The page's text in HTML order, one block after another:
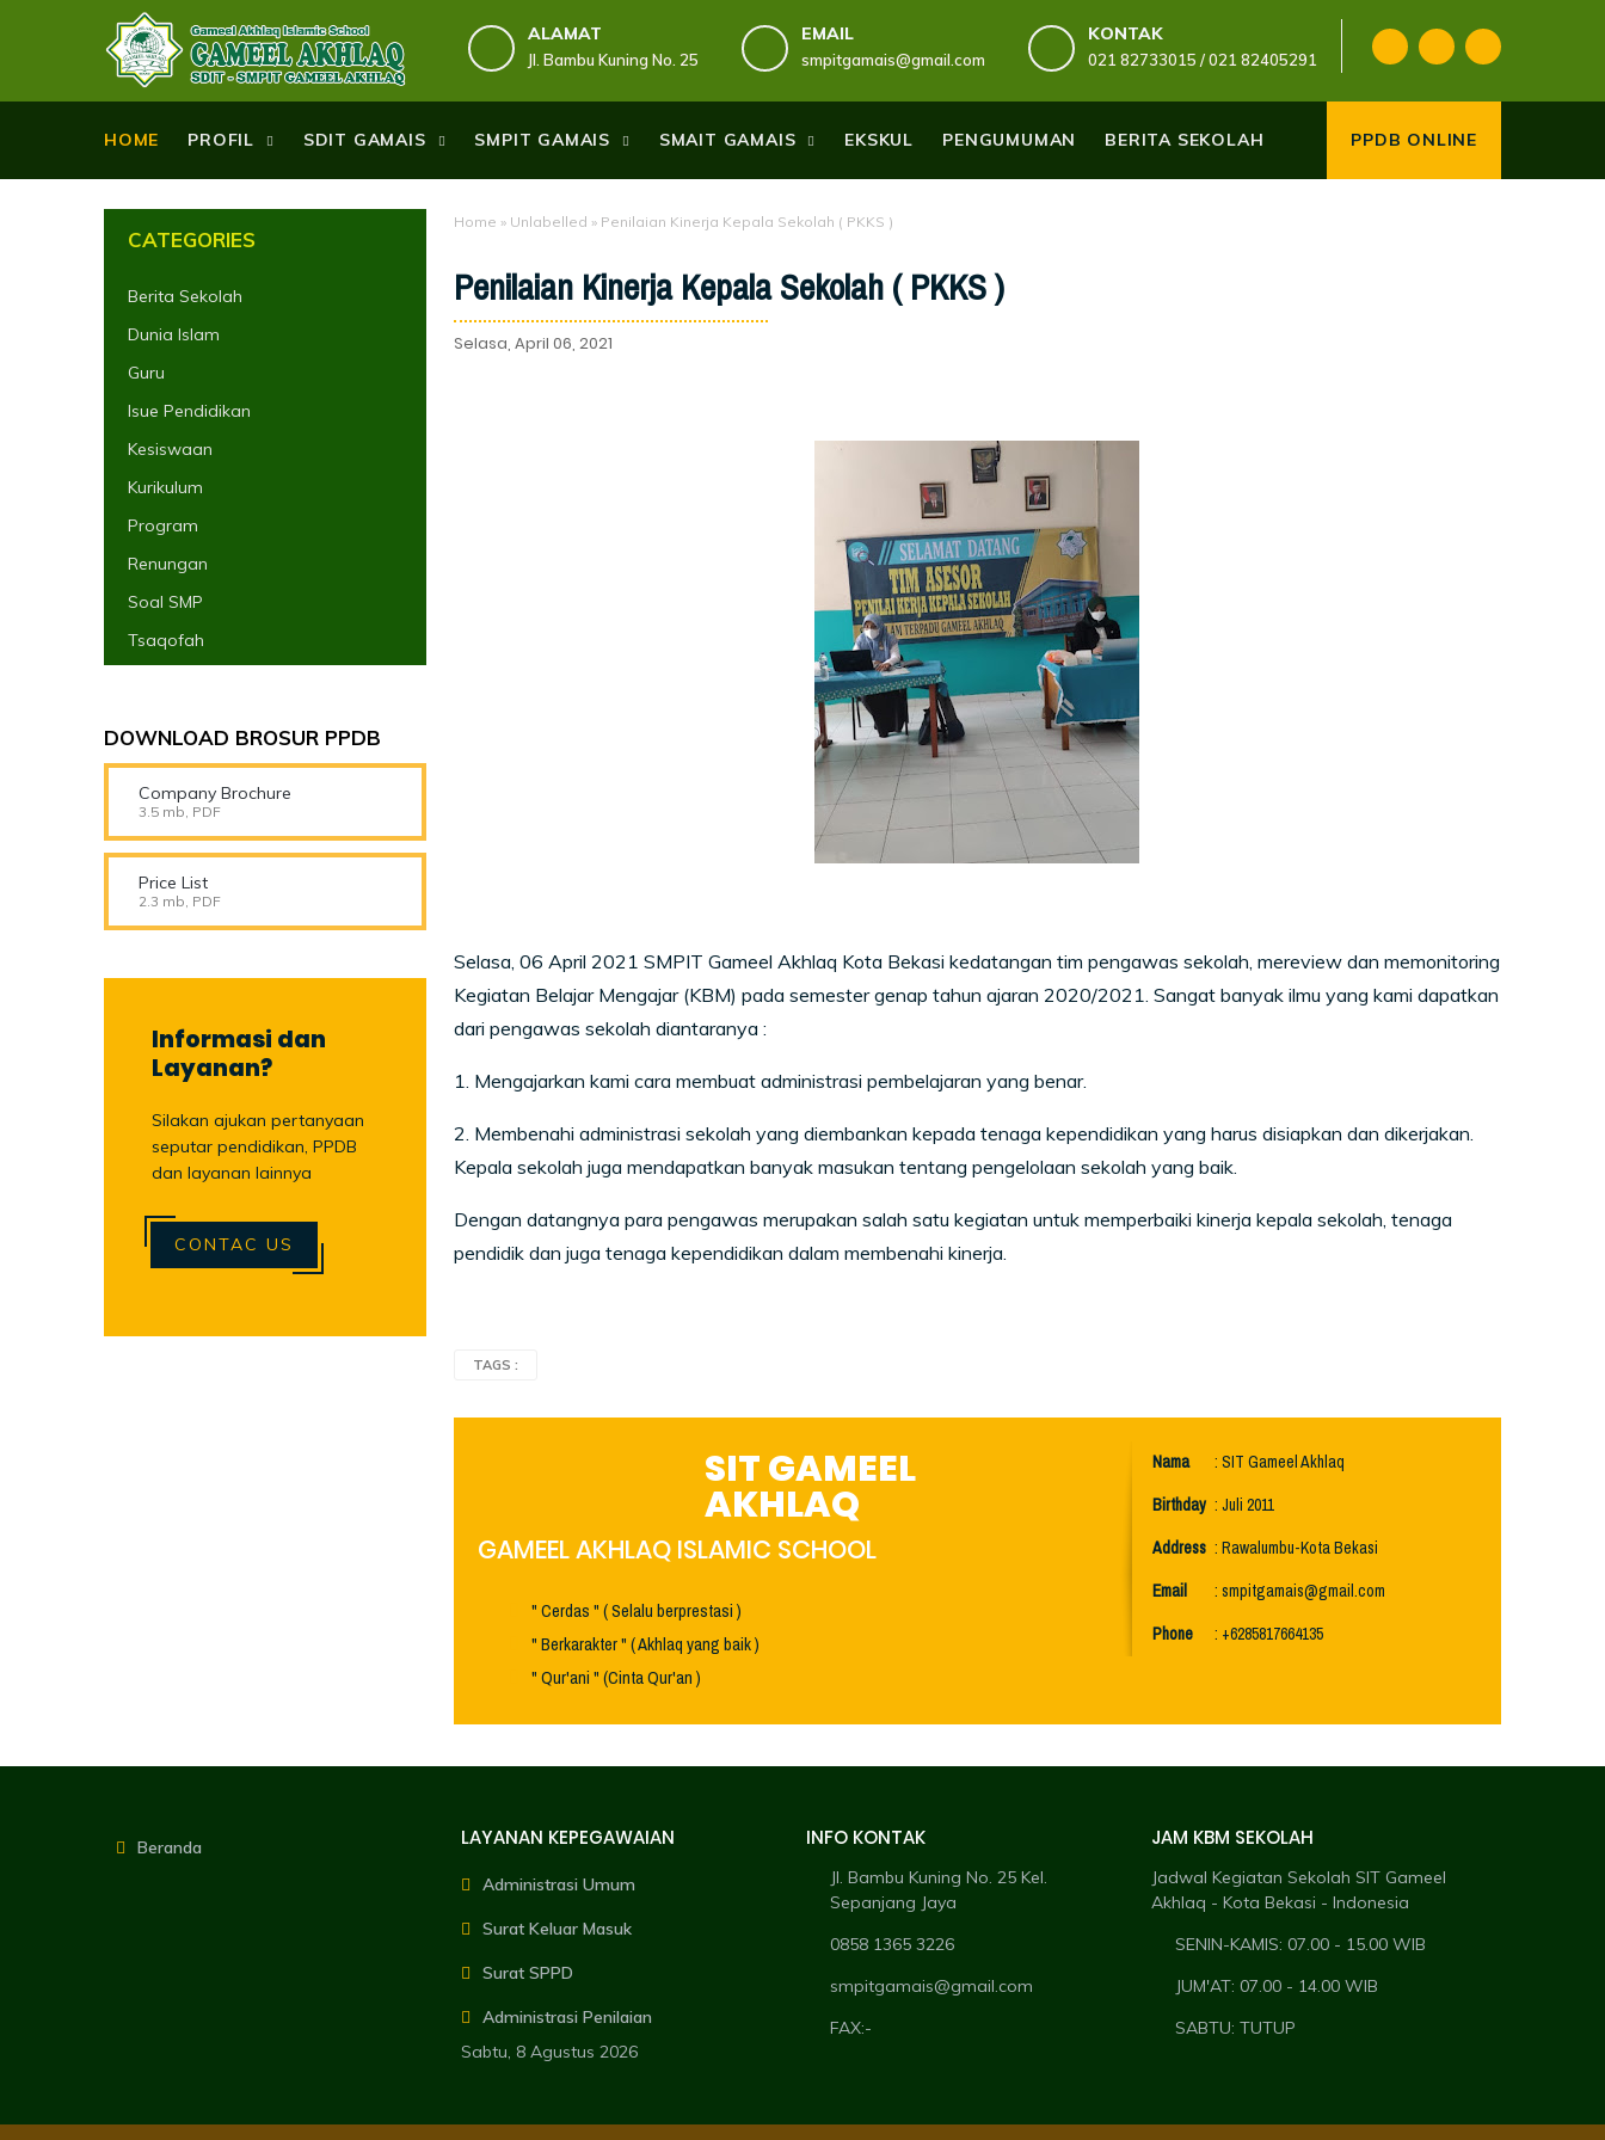
ALAMAT
Jl. Bambu Kuning No. 25
EMAIL
smpitgamais@gmail.com
KONTAK
021 82733015 / 021 82405291
HOME PROFIL SDIT GAMAIS SMPIT GAMAIS SMAIT GAMAIS EKSKUL PENGUMUMAN BERITA SEKOLAH PPDB ONLINE
Home » Unlabelled » Penilaian Kinerja Kepala Sekolah ( PKKS )
Penilaian Kinerja Kepala Sekolah ( PKKS )
Selasa, April 06, 2021
Selasa, 06 April 2021 SMPIT Gameel Akhlaq Kota Bekasi kedatangan tim pengawas sekolah, mereview dan memonitoring
Kegiatan Belajar Mengajar (KBM) pada semester genap tahun ajaran 2020/2021. Sangat banyak ilmu yang kami dapatkan
dari pengawas sekolah diantaranya :
1. Mengajarkan kami cara membuat administrasi pembelajaran yang benar.
2. Membenahi administrasi sekolah yang diembankan kepada tenaga kependidikan yang harus disiapkan dan dikerjakan.
Kepala sekolah juga mendapatkan banyak masukan tentang pengelolaan sekolah yang baik.
Dengan datangnya para pengawas merupakan salah satu kegiatan untuk memperbaiki kinerja kepala sekolah, tenaga
pendidik dan juga tenaga kependidikan dalam membenahi kinerja.
TAGS :
SIT GAMEEL
AKHLAQ
GAMEEL AKHLAQ ISLAMIC SCHOOL
" Cerdas " ( Selalu berprestasi )
" Berkarakter " ( Akhlaq yang baik )
" Qur'ani " (Cinta Qur'an )
Nama
: SIT Gameel Akhlaq
Birthday : Juli 2011
Address : Rawalumbu-Kota Bekasi
Email
:smpitgamais@gmail.com
Phone
: +6285817664135
CATEGORIES
Berita Sekolah
Dunia Islam
Guru
Isue Pendidikan
Kesiswaan
Kurikulum
Program
Renungan
Soal SMP
Tsaqofah
DOWNLOAD BROSUR PPDB
Company Brochure
3.5 mb, PDF
Price List
2.3 mb, PDF
Informasi dan
Layanan?
Silakan ajukan pertanyaan
seputar pendidikan, PPDB
dan layanan lainnya
CONTAC US
Beranda LAYANAN KEPEGAWAIAN
Administrasi Umum
Surat Keluar Masuk
Surat SPPD
Administrasi Penilaian
Sabtu, 8 Agustus 2026
INFO KONTAK
Jl. Bambu Kuning No. 25 Kel.
Sepanjang Jaya
0858 1365 3226
smpitgamais@gmail.com
FAX:-
JAM KBM SEKOLAH
Jadwal Kegiatan Sekolah SIT Gameel
Akhlaq - Kota Bekasi - Indonesia
SENIN-KAMIS: 07.00 - 15.00 WIB
JUM'AT: 07.00 - 14.00 WIB
SABTU: TUTUP